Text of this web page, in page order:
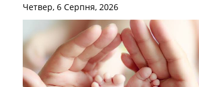
Четвер, 6 Серпня, 2026